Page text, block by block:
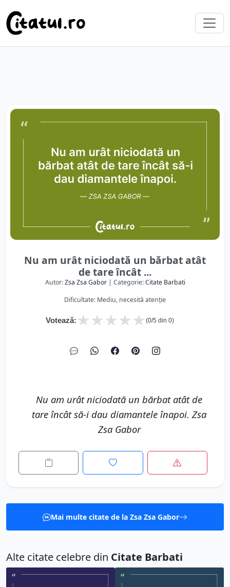
Nu am urât niciodată un bărbat atât
de tare încât ...
Autor:Zsa Zsa Gabor| Categorie:Citate Barbati
Dificultate: Mediu, necesită atenție
Votează: ★
★
★
★
★ (0/5 din 0)
Nu am urât niciodată un bărbat atât de
tare încât să-i dau diamantele înapoi. Zsa
Zsa Gabor
Mai multe citate de la Zsa Zsa Gabor
Alte citate celebre din Citate Barbati